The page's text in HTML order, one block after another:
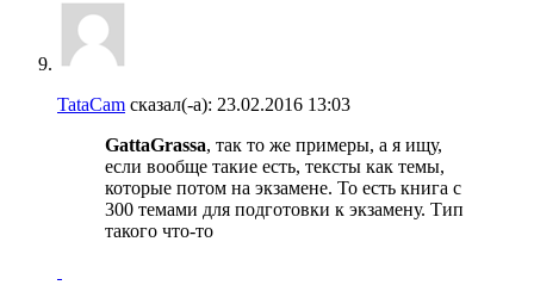
TataCam сказал(-а): 23.02.2016 13:03
GattaGrassa, так то же примеры, а я ищу,
если вообще такие есть, тексты как темы,
которые потом на экзамене. То есть книга с
300 темами для подготовки к экзамену. Тип
такого что-то